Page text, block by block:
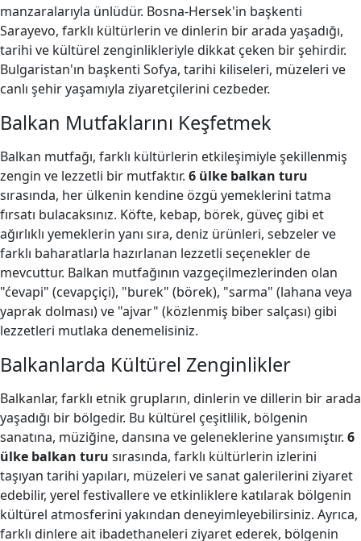
manzaralarıyla ünlüdür. Bosna-Hersek'in başkenti
Sarayevo, farklı kültürlerin ve dinlerin bir arada yaşadığı,
tarihi ve kültürel zenginlikleriyle dikkat çeken bir şehirdir.
Bulgaristan'ın başkenti Sofya, tarihi kiliseleri, müzeleri ve
canlı şehir yaşamıyla ziyaretçilerini cezbeder.
Balkan Mutfaklarını Keşfetmek
Balkan mutfağı, farklı kültürlerin etkileşimiyle şekillenmiş
zengin ve lezzetli bir mutfaktır. 6 ülke balkan turu
sırasında, her ülkenin kendine özgü yemeklerini tatma
fırsatı bulacaksınız. Köfte, kebap, börek, güveç gibi et
ağırlıklı yemeklerin yanı sıra, deniz ürünleri, sebzeler ve
farklı baharatlarla hazırlanan lezzetli seçenekler de
mevcuttur. Balkan mutfağının vazgeçilmezlerinden olan
"ćevapi" (cevapçiçi), "burek" (börek), "sarma" (lahana veya
yaprak dolması) ve "ajvar" (közlenmiş biber salçası) gibi
lezzetleri mutlaka denemelisiniz.
Balkanlarda Kültürel Zenginlikler
Balkanlar, farklı etnik grupların, dinlerin ve dillerin bir arada
yaşadığı bir bölgedir. Bu kültürel çeşitlilik, bölgenin
sanatına, müziğine, dansına ve geleneklerine yansımıştır. 6
ülke balkan turu sırasında, farklı kültürlerin izlerini
taşıyan tarihi yapıları, müzeleri ve sanat galerilerini ziyaret
edebilir, yerel festivallere ve etkinliklere katılarak bölgenin
kültürel atmosferini yakından deneyimleyebilirsiniz. Ayrıca,
farklı dinlere ait ibadethaneleri ziyaret ederek, bölgenin